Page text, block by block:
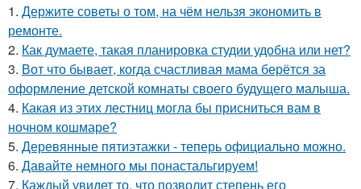
1. Держите советы о том, на чём нельзя экономить в
ремонте.
2. Как думаете, такая планировка студии удобна или нет?
3. Вот что бывает, когда счастливая мама берётся за
оформление детской комнаты своего будущего малыша.
4. Какая из этих лестниц могла бы присниться вам в
ночном кошмаре?
5. Деревянные пятиэтажки - теперь официально можно.
6. Давайте немного мы понастальгируем!
7. Каждый увидет то, что позволит степень его